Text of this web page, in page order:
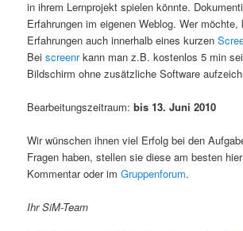
in ihrem Lernprojekt spielen könnte.
Erfahrungen im eigenen Weblog. Wer möchte,
Erfahrungen auch innerhalb eines kurzen
Beiscreenrkann man z.B. kostenlos 5 min
Bildschirm ohne zusätzliche Software
Bearbeitungszeitraum:bis 13. Juni 2010
Wir wünschen ihnen viel Erfolg bei den
Fragen haben, stellen sie diese am besten
Kommentar oder imGruppenforum.
Ihr SiM-Team